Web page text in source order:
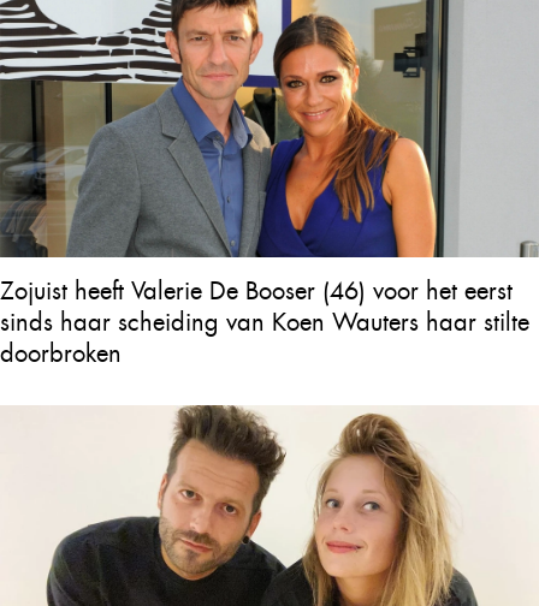
Zojuist heeft Valerie De Booser (46) voor het eerst
sinds haar scheiding van Koen Wauters haar stilte
doorbroken